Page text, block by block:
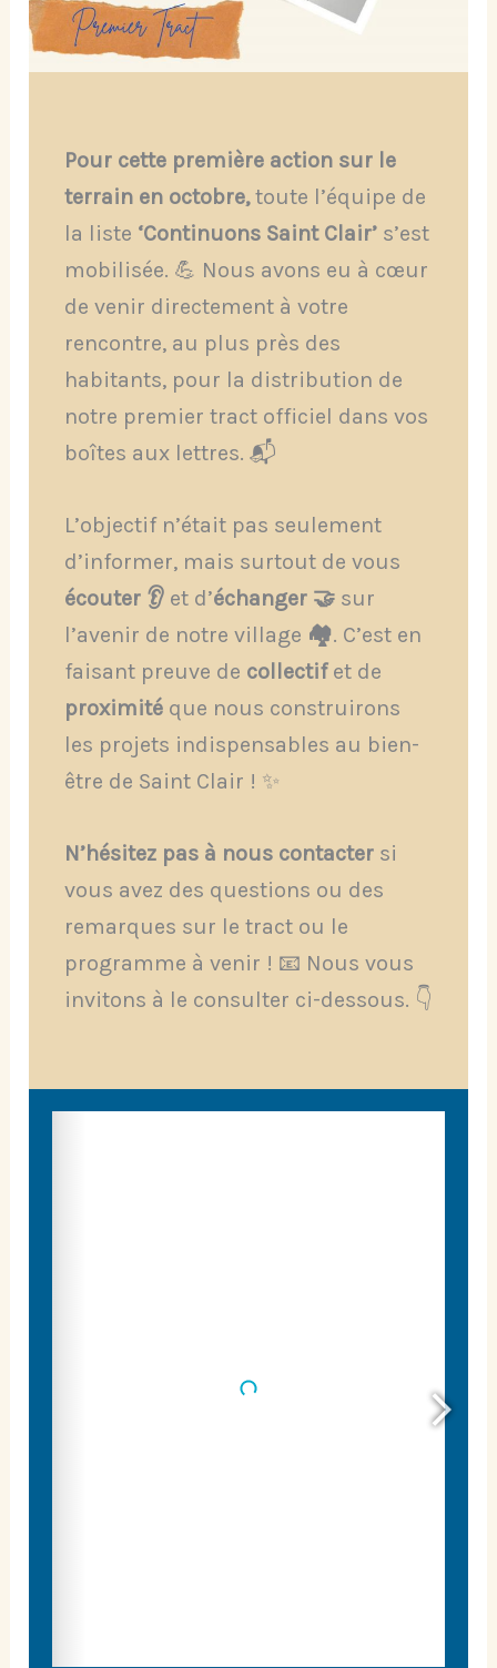
Pour cette première action sur le
terrain en octobre,toute l’équipe de
la liste ‘Continuons Saint Clair’s’est
mobilisée. 💪 Nous avons eu à cœur
de venir directement à votre
rencontre, au plus près des
habitants, pour la distribution de
notre premier tract officiel dans vos
boîtes aux lettres. 📬
L’objectif n’était pas seulement
d’informer, mais surtout de vous
écouter 👂et d’échanger 🤝sur
l’avenir de notre village 🏘️. C’est en
faisant preuve de collectifet de
proximitéque nous construirons
les projets indispensables au bien-
être de Saint Clair ! ✨
N’hésitez pas à nous contactersi
vous avez des questions ou des
remarques sur le tract ou le
programme à venir ! 📧 Nous vous
invitons à le consulter ci-dessous. 👇